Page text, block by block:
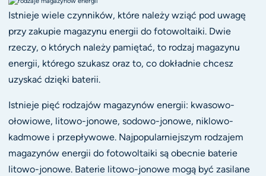
Istnieje wiele czynników, które należy wziąć pod uwagę
przy zakupie magazynu energii do fotowoltaiki. Dwie
rzeczy, o których należy pamiętać, to rodzaj magazynu
energii, którego szukasz oraz to, co dokładnie chcesz
uzyskać dzięki baterii.
Istnieje pięć rodzajów magazynów energii: kwasowo-
ołowiowe, litowo-jonowe, sodowo-jonowe, niklowo-
kadmowe i przepływowe. Najpopularniejszym rodzajem
magazynów energii do fotowoltaiki są obecnie baterie
litowo-jonowe. Baterie litowo-jonowe mogą być zasilane